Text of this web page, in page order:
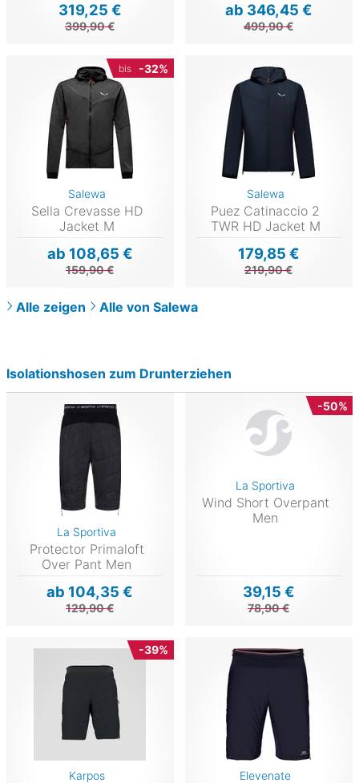
319,25 €
399,90 €
ab 346,45 €
499,90 €
bis -32%
Salewa
Sella Crevasse HD
Jacket M
ab 108,65 €
159,90 €
Salewa
Puez Catinaccio 2
TWR HD Jacket M
179,85 €
219,90 €
Alle zeigen Alle von Salewa
Isolationshosen zum Drunterziehen
La Sportiva
Protector Primaloft
Over Pant Men
ab 104,35 €
129,90 €
-50%
La Sportiva
Wind Short Overpant
Men
39,15 €
78,90 €
-39%
Karpos Elevenate